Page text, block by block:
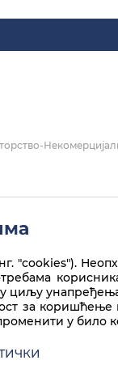
"cookies").
циљу
за
у било